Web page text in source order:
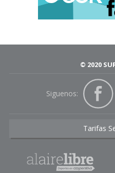
© 2020
Siguenos:
Tarifas